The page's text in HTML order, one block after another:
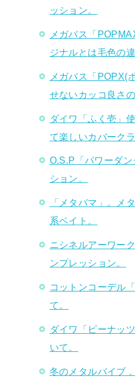
ッション。
メガバス「
ジナルとは毛色の
メガバス「POPX(
せないカッコ良さ
ダイワ「ふく壱」
て楽しいカバークラ
O.S.P「パワーダ
ション。
「メタバマ」。メ
系ベイト。
ニシネルアーワー
ンプレッション。
コットンコーデル
て。
ダイワ「ピーナッ
いて。
冬のメタルバイブ